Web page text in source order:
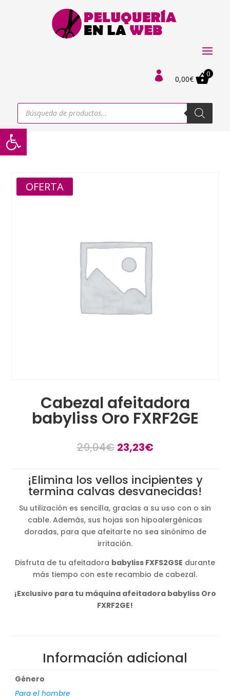
Abrir barra de herramientas
 0,00€
0
Búsqueda
productos
OFERTA
Cabezal afeitadora
babyliss Oro FXRF2GE
29,04€ El
era:
29,04€.
23,23€El
es:
23,23€.
¡Elimina los vellos incipientes y
termina calvas desvanecidas!
Su utilización es sencilla, gracias a su uso con o sin
cable. Además, sus hojas son hipoalergénicas
doradas, para que afeitarte no sea sinónimo de
irritación.
Disfruta de tu afeitadora babyliss FXFS2GSE durante
más tiempo con este recambio de cabezal.
¡Exclusivo para tu máquina afeitadora babyliss Oro
FXRF2GE!
Información adicional
Género
Para el hombre